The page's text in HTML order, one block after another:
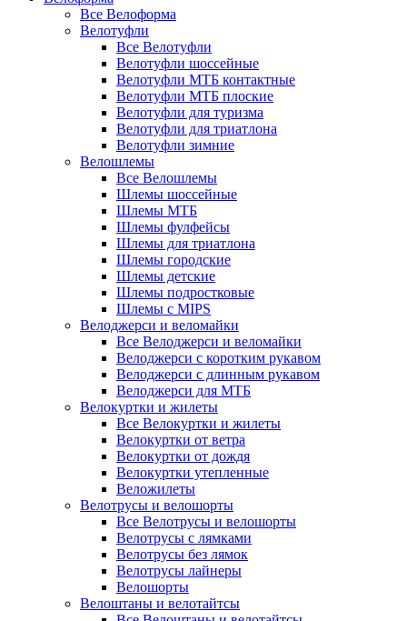
Все Велоформа
Велотуфли
Все Велотуфли
Велотуфли шоссейные
Велотуфли МТБ контактные
Велотуфли МТБ плоские
Велотуфли для туризма
Велотуфли для триатлона
Велотуфли зимние
Велошлемы
Все Велошлемы
Шлемы шоссейные
Шлемы МТБ
Шлемы фулфейсы
Шлемы для триатлона
Шлемы городские
Шлемы детские
Шлемы подростковые
Шлемы с MIPS
Велоджерси и веломайки
Все Велоджерси и веломайки
Велоджерси с коротким рукавом
Велоджерси с длинным рукавом
Велоджерси для МТБ
Велокуртки и жилеты
Все Велокуртки и жилеты
Велокуртки от ветра
Велокуртки от дождя
Велокуртки утепленные
Веложилеты
Велотрусы и велошорты
Все Велотрусы и велошорты
Велотрусы с лямками
Велотрусы без лямок
Велотрусы лайнеры
Велошорты
Велоштаны и велотайтсы